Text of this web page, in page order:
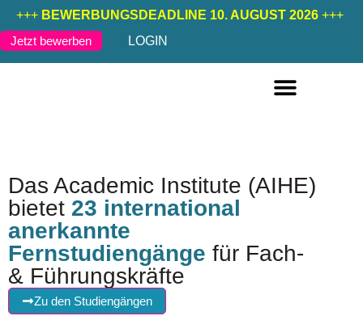
+++ BEWERBUNGSDEADLINE 10. AUGUST 2026 +++
Jetzt bewerben
LOGIN
Das Academic Institute (AIHE)
bietet 23 international
anerkannte
Fernstudiengänge für Fach-
& Führungskräfte
Zu den Studiengängen